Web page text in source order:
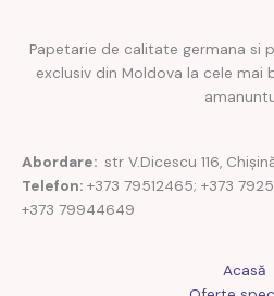
Papetarie de calitate germana si
exclusiv din Moldova la cele mai
Abordare: str V.Dicescu 116,
Telefon: +373 79512465; +373
+373 79944649
Acasă